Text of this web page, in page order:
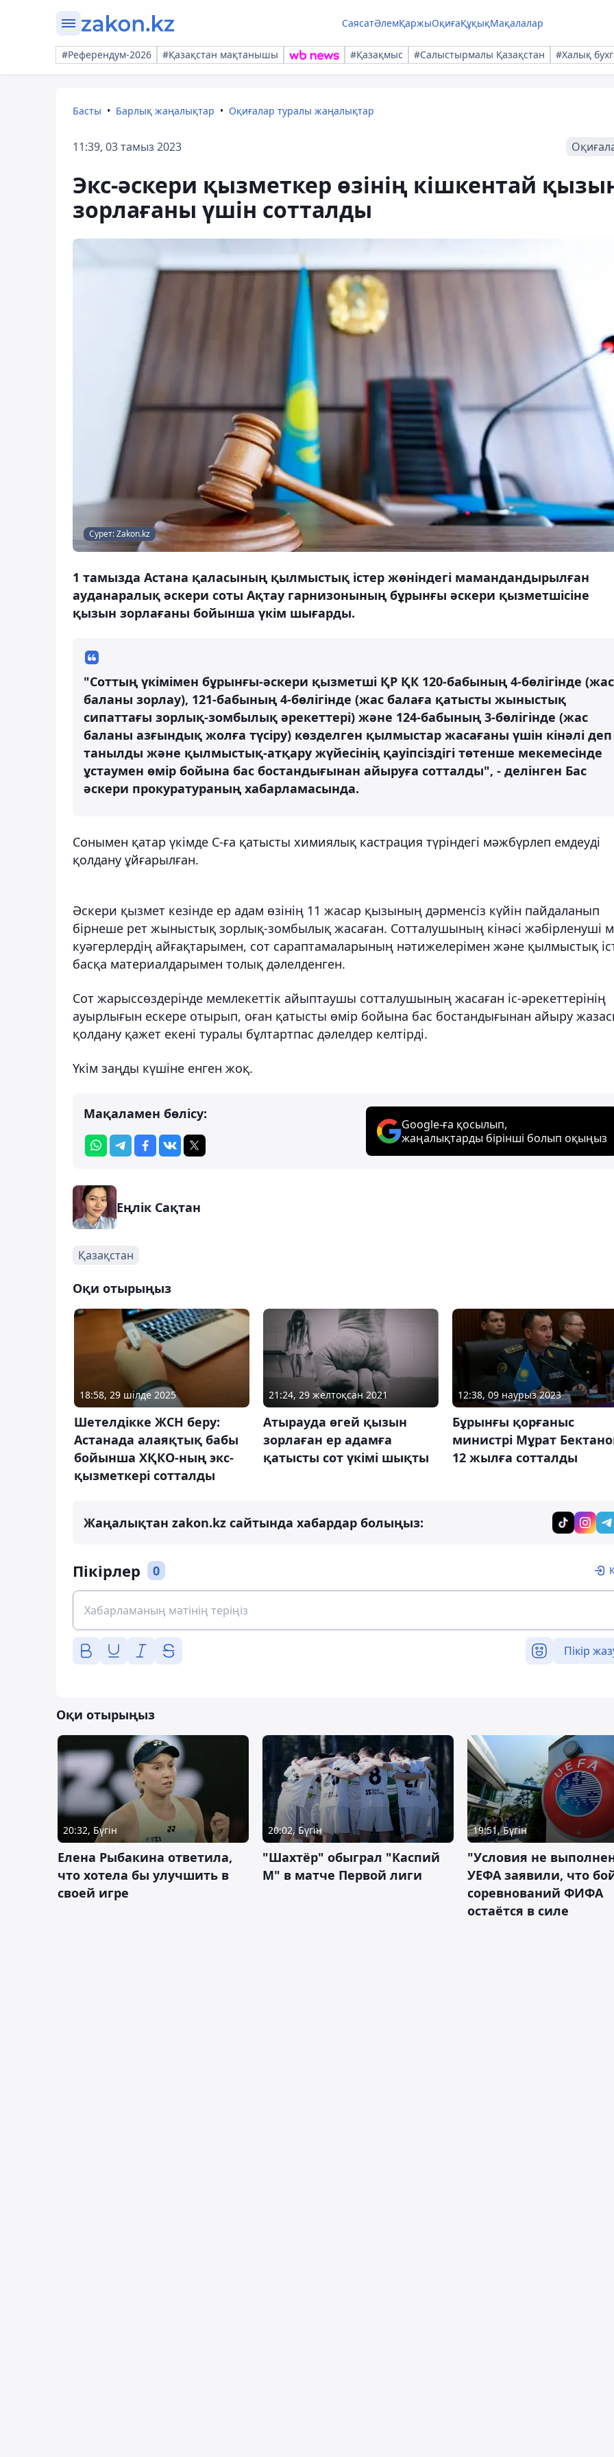
СаясатӘлемҚаржыОқиғаҚұқықМақалалар
#Референдум-2026 #Қазақстан мақтанышы #Қазақмыс #Салыстырмалы Қазақстан #Халық
Басты Барлық жаңалықтар Оқиғалар туралы жаңалықтар
11:39, 03 тамыз 2023
Экс-әскери қызметкер өзінің кішкентай
зорлағаны үшін сотталды
Сурет: Zakon.kz
1 тамызда Астана қаласының қылмыстық істер жөніндегі мамандандырылған
ауданаралық әскери соты Ақтау гарнизонының бұрынғы әскери қызметшісіне
қызын зорлағаны бойынша үкім шығарды.
"Соттың үкімімен бұрынғы-әскери қызметші ҚР ҚК 120-бабының 4-бөлігінде (жас
баланы зорлау), 121-бабының 4-бөлігінде (жас балаға қатысты жыныстық
сипаттағы зорлық-зомбылық әрекеттері) және 124-бабының 3-бөлігінде (жас
баланы азғындық жолға түсіру) көзделген қылмыстар жасағаны үшін кінәлі деп
танылды және қылмыстық-атқару жүйесінің қауіпсіздігі төтенше мекемесінде
ұстаумен өмір бойына бас бостандығынан айыруға сотталды", - делінген Бас
әскери прокуратураның хабарламасында.
Сонымен қатар үкімде С-ға қатысты химиялық кастрация түріндегі мәжбүрлеп емдеуді
қолдану ұйғарылған.
Әскери қызмет кезінде ер адам өзінің 11 жасар қызының дәрменсіз күйін пайдаланып
бірнеше рет жыныстық зорлық-зомбылық жасаған. Сотталушының кінәсі жәбірленуші
куәгерлердің айғақтарымен, сот сараптамаларының нәтижелерімен және қылмыстық
басқа материалдарымен толық дәлелденген.
Сот жарыссөздерінде мемлекеттік айыптаушы сотталушының жасаған іс-әрекеттерінің
ауырлығын ескере отырып, оған қатысты өмір бойына бас бостандығынан айыру
қолдану қажет екені туралы бұлтартпас дәлелдер келтірді.
Үкім заңды күшіне енген жоқ.
Мақаламен бөлісу:
Google-ға қосылып,
жаңалықтарды бірінші болып оқыңыз
Еңлік Сақтан
Қазақстан
Оқи отырыңыз
18:58, 29 шілде 2025
Шетелдікке ЖСН беру:
Астанада алаяқтық бабы
бойынша ХҚКО-ның экс-
қызметкері сотталды
21:24, 29 желтоқсан 2021
Атырауда өгей қызын
зорлаған ер адамға
қатысты сот үкімі шықты
12:38, 09 наурыз 2023
Бұрынғы қорғаныс
министрі Мұрат
12 жылға сотталды
Жаңалықтан zakon.kz сайтында хабардар болыңыз:
Пікірлер 0
Пікір
Оқи отырыңыз
20:32, Бүгін
Елена Рыбакина ответила,
что хотела бы улучшить в
своей игре
20:02, Бүгін
"Шахтёр" обыграл "Каспий
М" в матче Первой лиги
19:51, Бүгін
"Условия не
УЕФА заявили, что
соревнований ФИФА
остаётся в силе